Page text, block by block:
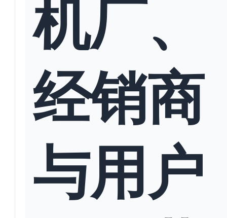
机厂、
经销商
与用户